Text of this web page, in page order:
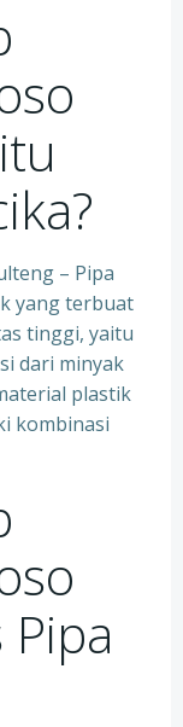
– Pipa
yang terbuat
tinggi, yaitu
dari minyak
plastik
kombinasi